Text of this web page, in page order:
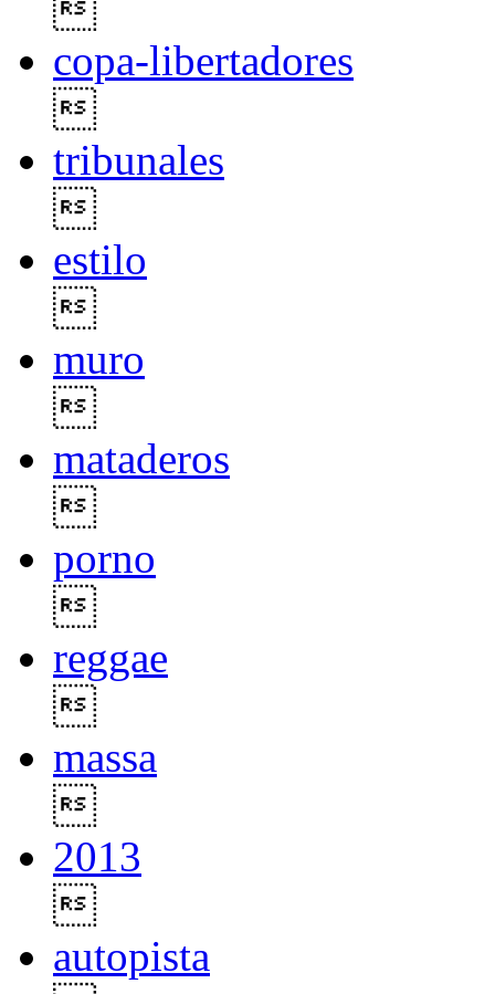
copa-libertadores
tribunales
estilo
muro
mataderos
porno
reggae
massa
2013
autopista